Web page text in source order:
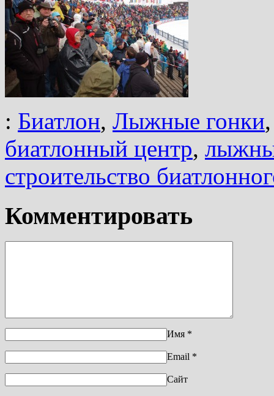
: Биатлон, Лыжные гонки
биатлонный центр,
строительство
Комментировать
Имя *
Email *
Сайт